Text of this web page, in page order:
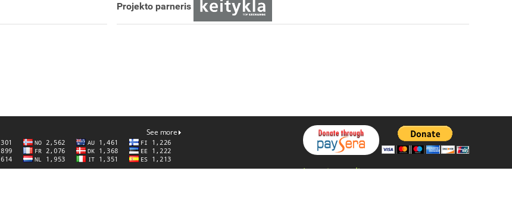
Projekto parneris
Integritetspolicy